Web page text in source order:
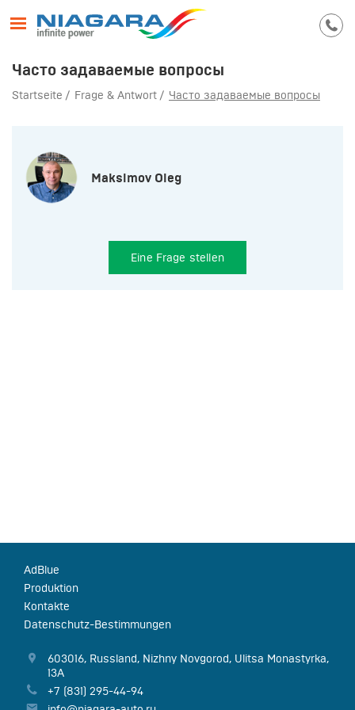
Часто задаваемые вопросы
Startseite Frage & Antwort Часто задаваемые вопросы
Maksimov Oleg
Eine Frage stellen
AdBlue
Produktion
Kontakte
Datenschutz-Bestimmungen
603016, Russland, Nizhny Novgorod, Ulitsa Monastyrka,
13А
+7 (831) 295-44-94